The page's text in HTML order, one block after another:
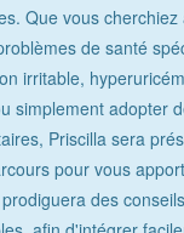
Que vous
de santé
irritable,
simplement adopter
Priscilla sera
pour vous
des